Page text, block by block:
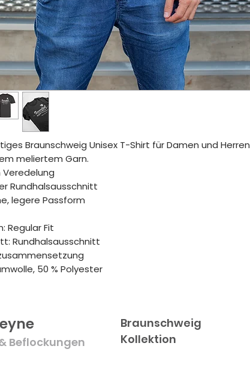
Braunschweig Unisex T-Shirt für Damen und Herren
meliertem Garn.
Veredelung
Rundhalsausschnitt
legere Passform
Regular Fit
Rundhalsausschnitt
50 % Polyester
Beflockungen
Braunschweig
Kollektion